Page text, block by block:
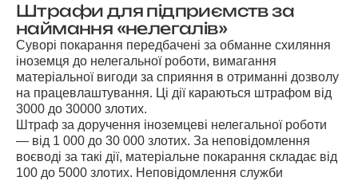
Штрафи для підприємств за
наймання «нелегалів»
Суворі покарання передбачені за обманне схиляння
іноземця до нелегальної роботи, вимагання
матеріальної вигоди за сприяння в отриманні дозволу
на працевлаштування. Ці дії караються штрафом від
3000 до 30000 злотих.
Штраф за доручення іноземцеві нелегальної роботи
— від 1 000 до 30 000 злотих. За неповідомлення
воєводі за такі дії, матеріальне покарання складає від
100 до 5000 злотих. Неповідомлення служби